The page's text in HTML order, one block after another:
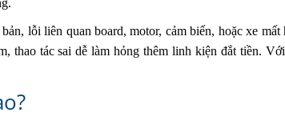
lỗi liên quan board, motor, cảm biến, hoặc xe mất
thao tác sai dễ làm hỏng thêm linh kiện đắt tiền.